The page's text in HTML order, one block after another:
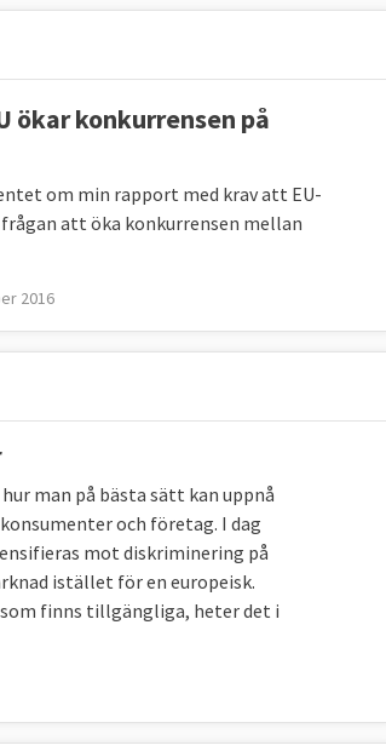
ökar konkurrensen på
om min rapport med krav att EU-
att öka konkurrensen mellan
2016
man på bästa sätt kan uppnå
och företag. I dag
mot diskriminering på
istället för en europeisk.
finns tillgängliga, heter det i